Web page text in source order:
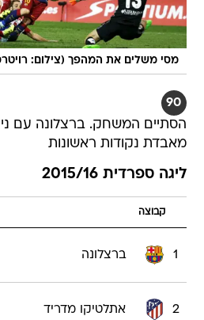
מסי משלים את המהפך (צילום:
90
הסתיים המשחק. ברצלונה עם
מאבדת נקודות ראשונות
ליגה ספרדית 2015/16
קבוצה
1 ברצלונה
2 אתלטיקו מדריד